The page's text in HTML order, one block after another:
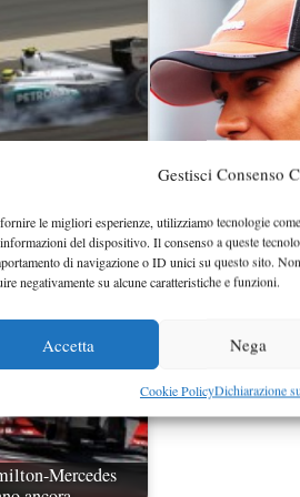
Gestisci Consenso
le migliori esperienze, utilizziamo tecnologie
del dispositivo. Il consenso a queste
di navigazione o ID unici su questo sito.
negativamente su alcune caratteristiche e funzioni.
Accetta Nega
Cookie PolicyDichiarazione
ai giochi
di Hamilton
Mercedes